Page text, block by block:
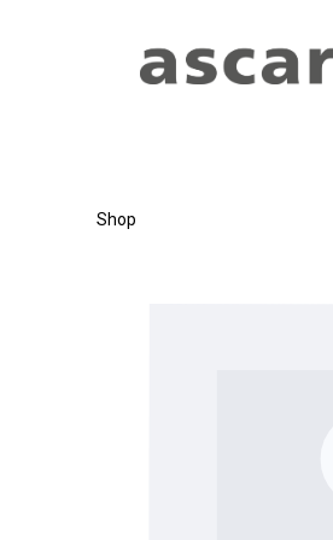
Shop